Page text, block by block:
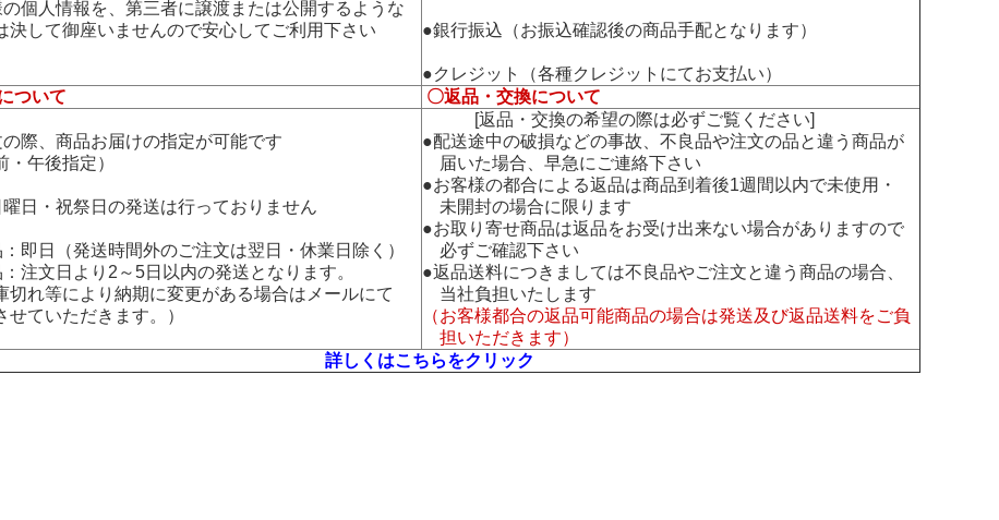
個人情報を、第三者に譲渡または公開するような
して御座いませんので安心してご利用下さい
●銀行振込（お振込確認後の商品手配となります）
●クレジット（各種クレジットにてお支払い）
ついて
〇返品・交換について
際、商品お届けの指定が可能です
午後指定）
日・祝祭日の発送は行っておりません
即日（発送時間外のご注文は翌日・休業日除く）
注文日より2～5日以内の発送となります。
れ等により納期に変更がある場合はメールにて
ていただきます。）
[返品・交換の希望の際は必ずご覧ください]
●配送途中の破損などの事故、不良品や注文の品と違う商品が
届いた場合、早急にご連絡下さい
●お客様の都合による返品は商品到着後1週間以内で未使用・
未開封の場合に限ります
●お取り寄せ商品は返品をお受け出来ない場合がありますので
必ずご確認下さい
●返品送料につきましては不良品やご注文と違う商品の場合、
当社負担いたします
（お客様都合の返品可能商品の場合は発送及び返品送料をご負
担いただきます）
詳しくはこちらをクリック